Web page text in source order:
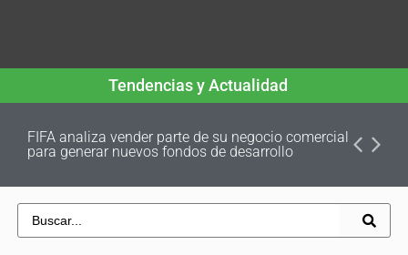
Tendencias y Actualidad
FIFA analiza vender parte de su negocio comercial
para generar nuevos fondos de desarrollo